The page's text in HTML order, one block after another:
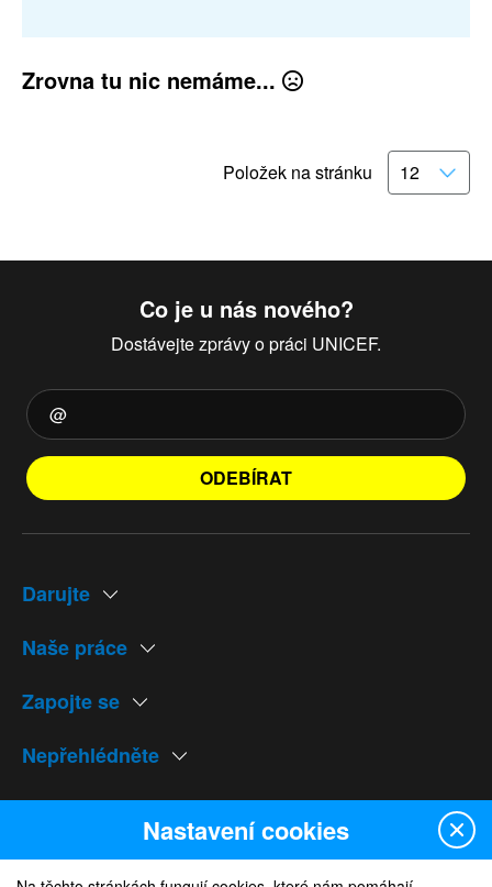
Zrovna tu nic nemáme...
Položek na stránku
Co je u nás nového?
Dostávejte zprávy o práci UNICEF.
ODEBÍRAT
Darujte
Naše práce
Zapojte se
Nepřehlédněte
Naše weby
Nastavení cookies